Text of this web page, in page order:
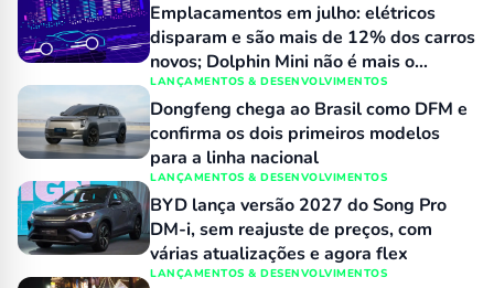
Emplacamentos em julho: elétricos
disparam e são mais de 12% dos carros
novos; Dolphin Mini não é mais o
número 1 no varejo
LANÇAMENTOS & DESENVOLVIMENTOS
Dongfeng chega ao Brasil como DFM e
confirma os dois primeiros modelos
para a linha nacional
LANÇAMENTOS & DESENVOLVIMENTOS
BYD lança versão 2027 do Song Pro
DM-i, sem reajuste de preços, com
várias atualizações e agora flex
LANÇAMENTOS & DESENVOLVIMENTOS